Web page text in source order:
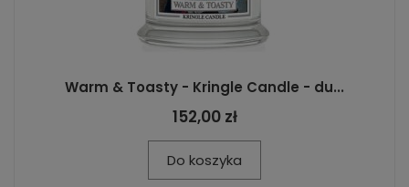
Warm & Toasty - Kringle Candle - du...
152,00 zł
Do koszyka